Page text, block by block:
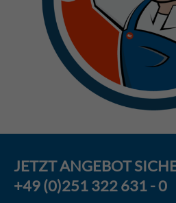
JETZTANGEBOT
+49 (0)251 322 631 - 0